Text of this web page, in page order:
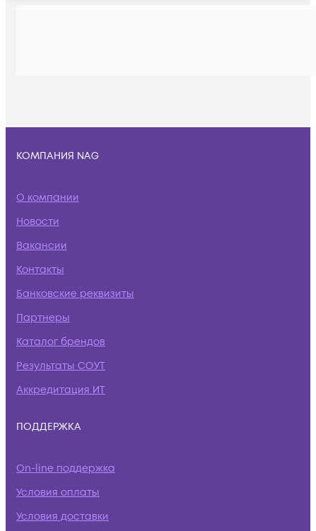
КОМПАНИЯ NAG
О компании
Новости
Вакансии
Контакты
Банковские реквизиты
Партнеры
Каталог брендов
Результаты СОУТ
Аккредитация ИТ
ПОДДЕРЖКА
On-line поддержка
Условия оплаты
Условия доставки